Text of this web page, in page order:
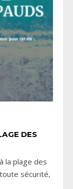
DES
la plage des
sécurité,